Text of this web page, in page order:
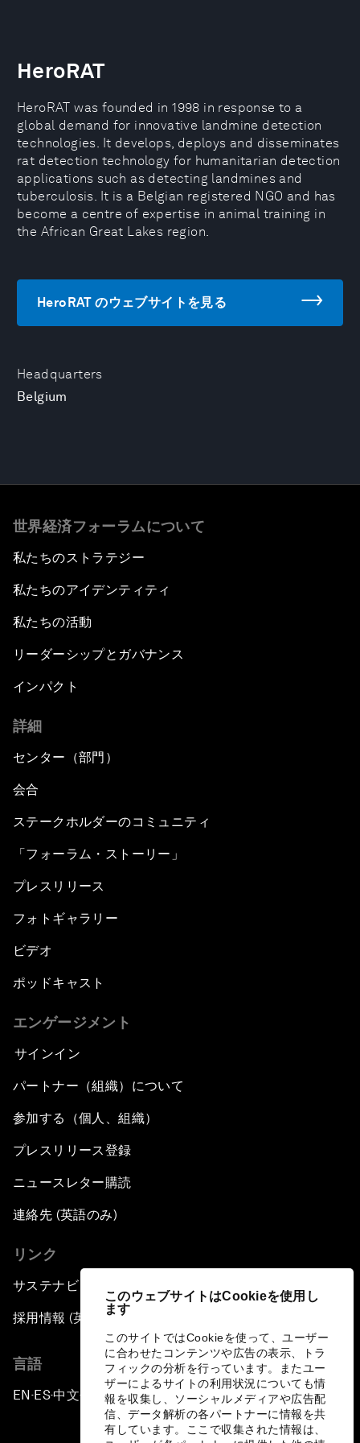
このウェブサイトはCookieを使用し
ます
このサイトではCookieを使って、ユーザー
に合わせたコンテンツや広告の表示、トラ
フィックの分析を行っています。またユー
ザーによるサイトの利用状況についても情
報を収集し、ソーシャルメディアや広告配
信、データ解析の各パートナーに情報を共
有しています。ここで収集された情報は、
Headquarters
Belgium
HeroRAT
HeroRAT was founded in 1998 in response to a
global demand for innovative landmine detection
technologies. It develops, deploys and disseminates
rat detection technology for humanitarian detection
applications such as detecting landmines and
tuberculosis. It is a Belgian registered NGO and has
become a centre of expertise in animal training in
the African Great Lakes region.
HeroRAT のウェブサイトを見る
世界経済フォーラムについて
私たちのストラテジー
私たちのアイデンティティ
私たちの活動
リーダーシップとガバナンス
インパクト
詳細
センター（部門）
会合
ステークホルダーのコミュニティ
「フォーラム・ストーリー」
プレスリリース
フォトギャラリー
ビデオ
ポッドキャスト
エンゲージメント
サインイン
パートナー（組織）について
参加する（個人、組織）
プレスリリース登録
ニュースレター購読
連絡先 (英語のみ)
リンク
サステナビリティへの取り組み
採用情報 (英語のみ)
言語
EN ▪ES▪中文▪ 日本語